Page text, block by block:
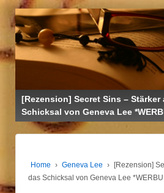
↓
ZUM
ZENTRALEN
INHALT
[Rezension] Secret Sins – Stärker
Schicksal von Geneva Lee
Home › Geneva Lee › [Rezension]
das Schicksal von Geneva Lee